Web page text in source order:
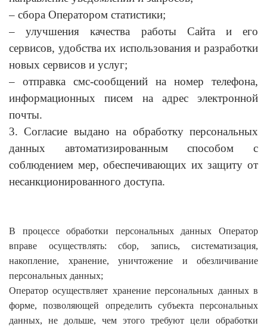
– сбора Оператором статистики;
– улучшения качества работы Сайта и его
сервисов, удобства их использования и разработки
новых сервисов и услуг;
– отправка смс-сообщений на номер телефона,
информационных писем на адрес электронной
почты.
3. Согласие выдано на обработку персональных
данных автоматизированным способом с
соблюдением мер, обеспечивающих их защиту от
несанкционированного доступа.
В процессе обработки персональных данных Оператор
вправе осуществлять: сбор, запись, систематизация,
накопление, хранение, уничтожение и обезличивание
персональных данных;
Оператор осуществляет хранение персональных данных в
форме, позволяющей определить субъекта персональных
данных, не дольше, чем этого требуют цели обработки